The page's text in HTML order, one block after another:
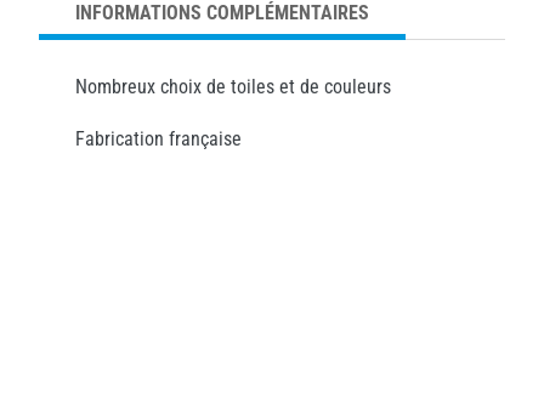
INFORMATIONS COMPLÉMENTAIRES
Nombreux choix de toiles et de couleurs
Fabrication française